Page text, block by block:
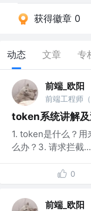
获得徽章 0
动态 文章 专
前端_欧阳
token系统讲解及
1. token是什么？
么办？3. 请求拦截...
0
前端_欧阳